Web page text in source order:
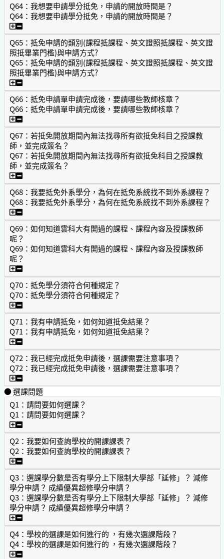
Q64：我想要申請學分抵免，申請的開放時間是？
Q64：我想要申請學分抵免，申請的開放時間是？
Q64：我想要申請學分抵免，申請的開放時間是？
Q65：抵免申請的類別(課程抵課程、英文證照抵課程、英文證
照抵畢業門檻)與申請方式?
Q65：抵免申請的類別(課程抵課程、英文證照抵課程、英文證
照抵畢業門檻)與申請方式?
Q65：抵免申請的類別(課程抵課程、英文證照抵課程、英文
Q66：抵免申請單申請完成後，要請哪些教師核章？
Q66：抵免申請單申請完成後，要請哪些教師核章？
Q66：抵免申請單申請完成後，要請哪些教師核章？
Q67：若抵免開放期間內無法找尋所有欲抵免科目之授課教
師，並完成簽名？
Q67：若抵免開放期間內無法找尋所有欲抵免科目之授課教
師，並完成簽名？
Q67：若抵免開放期間內無法找尋所有欲抵免科目之授課教
Q68：我要抵免外系學分，為何在抵免系統找不到外系課程？
Q68：我要抵免外系學分，為何在抵免系統找不到外系課程？
Q68：我要抵免外系學分，為何在抵免系統找不到外系課程？
Q69：如何知道雲科大有開過的課程、課程內容及授課教師
呢？
Q69：如何知道雲科大有開過的課程、課程內容及授課教師
呢？
Q69：如何知道雲科大有開過的課程、課程內容及授課教師
Q70：抵免學分須符合何種規定？
Q70：抵免學分須符合何種規定？
Q70：抵免學分須符合何種規定？
Q71：我有申請抵免，如何知道抵免結果？
Q71：我有申請抵免，如何知道抵免結果？
Q71：我有申請抵免，如何知道抵免結果？
Q72：我已經完成抵免申請後，選課需要注意事項？
Q72：我已經完成抵免申請後，選課需要注意事項？
Q72：我已經完成抵免申請後，選課需要注意事項？
● 選課問題
Q1：請問要如何選課？
Q1：請問要如何選課？
Q1：請問要如何選課？
Q2：我要如何查詢學校的開課課表？
Q2：我要如何查詢學校的開課課表？
Q2：我要如何查詢學校的開課課表？
Q3：選課學分數是否有學分上下限制大學部「延修」？ 減修
學分申請？ 成績優異超修學分申請？
Q3：選課學分數是否有學分上下限制大學部「延修」？ 減修
學分申請？ 成績優異超修學分申請？
Q3：選課學分數是否有學分上下限制大學部「延修」？ 減
Q4：學校的選課是如何進行的 ，有幾次選課階段？
Q4：學校的選課是如何進行的 ，有幾次選課階段？
Q4：學校的選課是如何進行的 ，有幾次選課階段？